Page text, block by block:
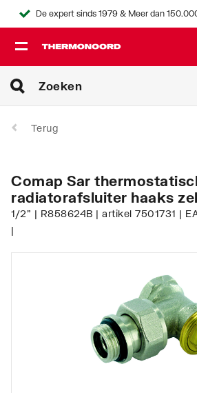
De expert sinds 1979 & Meer dan
Terug
Comap Sar
radiatorafsluiter haaks
1/2" | R858624B | artikel 7501731 |
|